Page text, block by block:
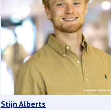
Stijn Alberts